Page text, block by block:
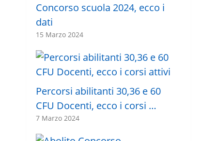
Concorso scuola 2024, ecco i
dati
15 Marzo 2024
Percorsi abilitanti 30,36 e 60
CFU Docenti, ecco i corsi …
7 Marzo 2024